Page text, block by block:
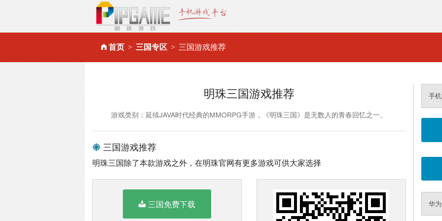
首页 三国专区 三国游戏推荐
明珠三国游戏推荐
游戏类别：延续JAVA时代经典的MMORPG手游，《明珠三国》是无数人的青春回忆之一。
三国游戏推荐
明珠三国除了本款游戏之外，在明珠官网有更多游戏可供大家选择
三国免费下载
手
华